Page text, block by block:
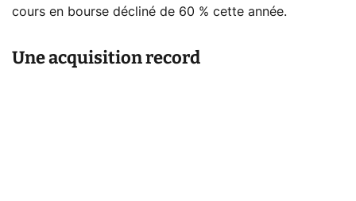
cours en bourse décliné de 60 % cette année.
Une acquisition record